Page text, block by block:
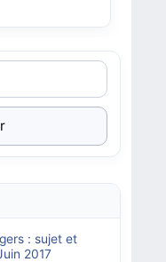
: sujet et
2017